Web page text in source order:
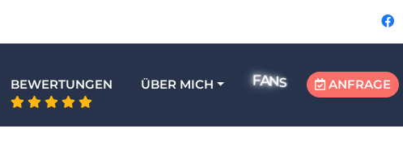
BEWERTUNGEN ÜBER MICH FANS ANFRAGE